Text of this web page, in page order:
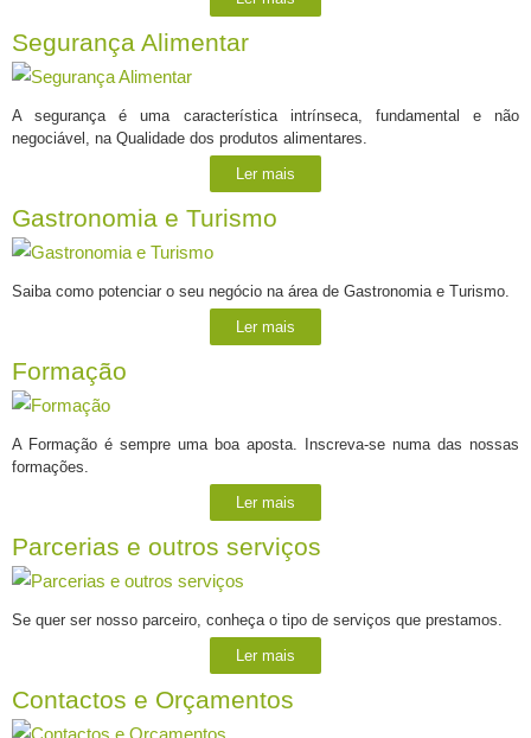
Segurança Alimentar
A segurança é uma característica intrínseca, fundamental e não
negociável, na Qualidade dos produtos alimentares.
Ler mais
Gastronomia e Turismo
Saiba como potenciar o seu negócio na área de Gastronomia e Turismo.
Ler mais
Formação
A Formação é sempre uma boa aposta. Inscreva-se numa das nossas
formações.
Ler mais
Parcerias e outros serviços
Se quer ser nosso parceiro, conheça o tipo de serviços que prestamos.
Ler mais
Contactos e Orçamentos